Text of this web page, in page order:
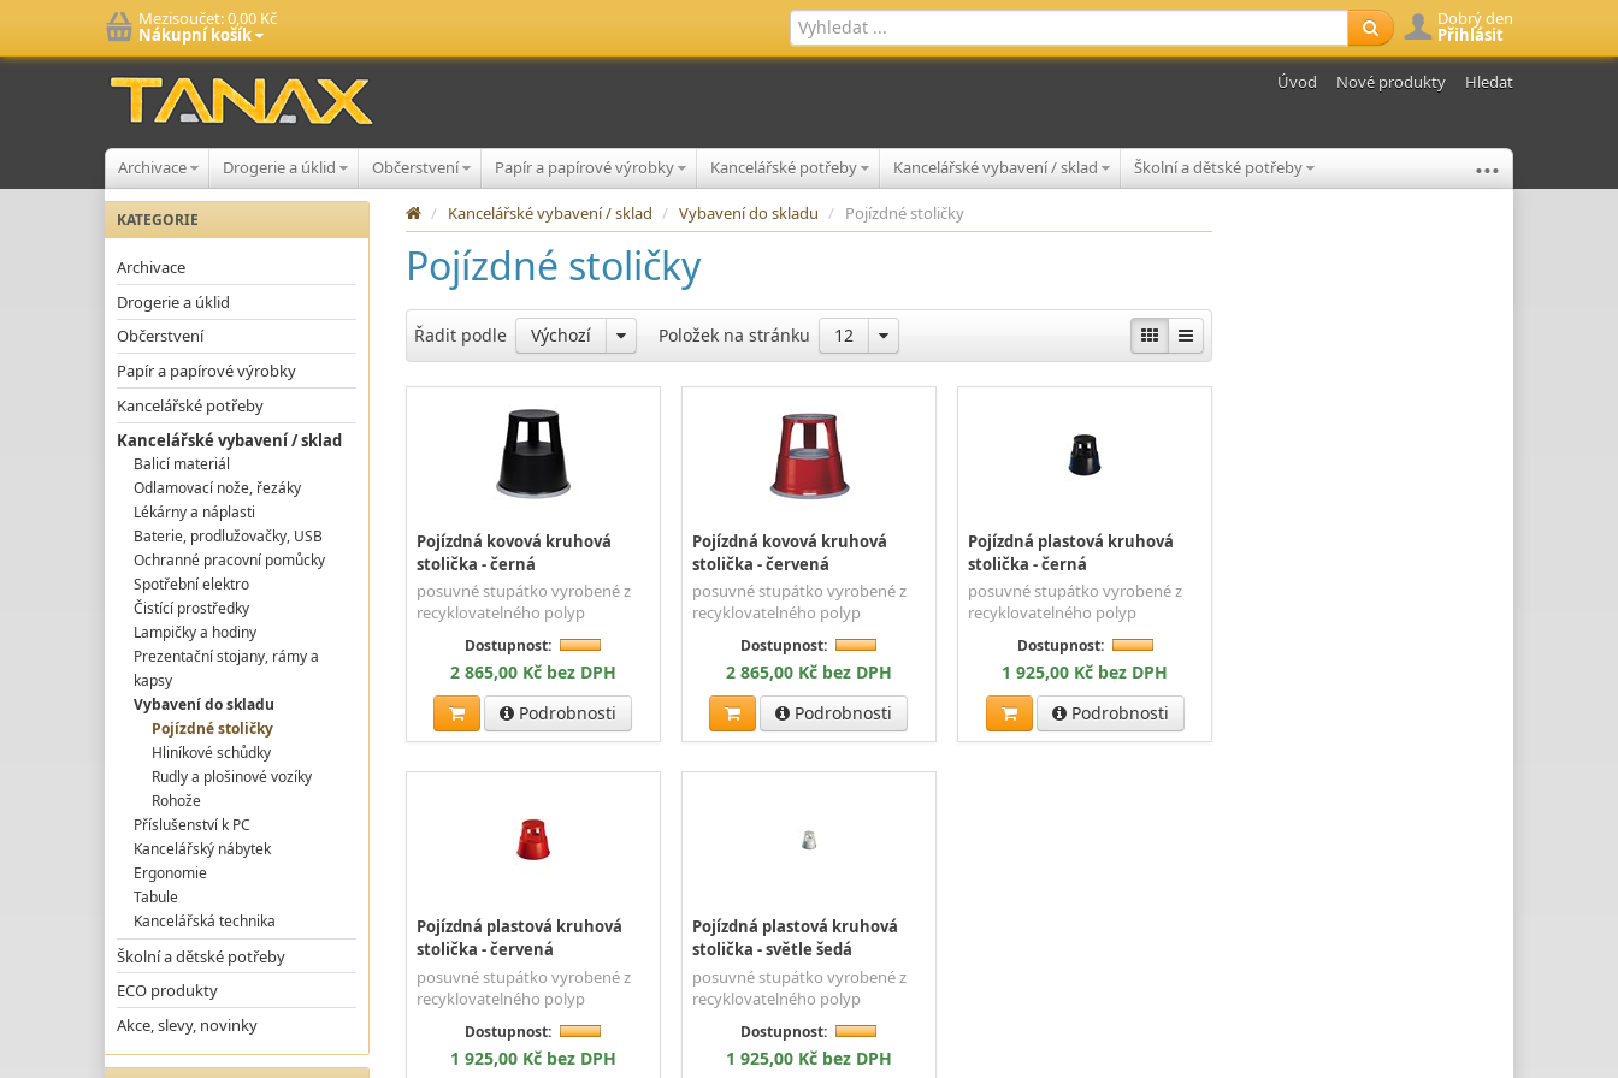
Mezisoučet:0,00 Kč
Nákupní košík
Dobrý den
Přihlásit
Úvod Nové produkty Hledat
Archivace Drogerie a úklid Občerstvení Papír a papírové výrobky Kancelářské potřeby Kancelářské vybavení / sklad Školní a dětské potřeby ...
KATEGORIE
Archivace
Drogerie a úklid
Občerstvení
Papír a papírové výrobky
Kancelářské potřeby
Kancelářské vybavení / sklad
Balicí materiál
Odlamovací nože, řezáky
Lékárny a náplasti
Baterie, prodlužovačky, USB
Ochranné pracovní pomůcky
Spotřební elektro
Čistící prostředky
Lampičky a hodiny
Prezentační stojany, rámy a
kapsy
Vybavení do skladu
Pojízdné stoličky
Hliníkové schůdky
Rudly a plošinové vozíky
Rohože
Příslušenství k PC
Kancelářský nábytek
Ergonomie
Tabule
Kancelářská technika
Školní a dětské potřeby
ECO produkty
Akce, slevy, novinky
/ Kancelářské vybavení / sklad / Vybavení do skladu / Pojízdné stoličky
Pojízdné stoličky
Řadit podle Výchozí Položek na stránku 12
Pojízdná kovová kruhová
stolička - černá
posuvné stupátko vyrobené z
recyklovatelného polyp
Dostupnost:
2 865,00 Kč bez DPH
Podrobnosti
Pojízdná kovová kruhová
stolička - červená
posuvné stupátko vyrobené z
recyklovatelného polyp
Dostupnost:
2 865,00 Kč bez DPH
Podrobnosti
Pojízdná plastová kruhová
stolička - černá
posuvné stupátko vyrobené z
recyklovatelného polyp
Dostupnost:
1 925,00 Kč bez DPH
Podrobnosti
Pojízdná plastová kruhová
stolička - červená
posuvné stupátko vyrobené z
recyklovatelného polyp
Dostupnost:
1 925,00 Kč bez DPH
Pojízdná plastová kruhová
stolička - světle šedá
posuvné stupátko vyrobené z
recyklovatelného polyp
Dostupnost:
1 925,00 Kč bez DPH